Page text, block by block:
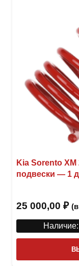
Kia Sorento
подвески — 1
25 000,00 ₽
Наличие: